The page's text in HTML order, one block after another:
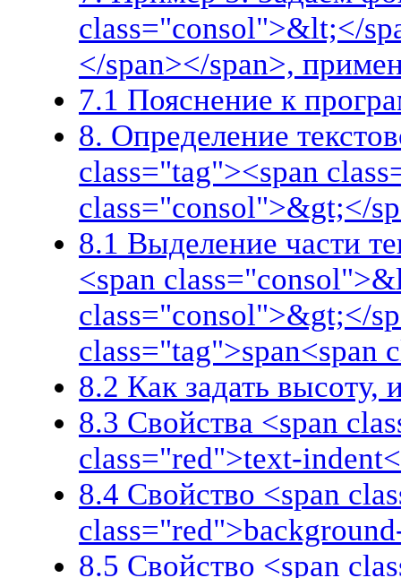
class="consol">&lt;</
</span></span>,
7.1 Пояснение к
8. Определение
class="tag"><span
class="consol">&gt;</
8.1 Выделение части
<span
class="consol">&gt;</
class="tag">span<span
8.2 Как задать
8.3 Свойства <span
class="red">text-
8.4 Свойство <span
8.5 Свойство <span